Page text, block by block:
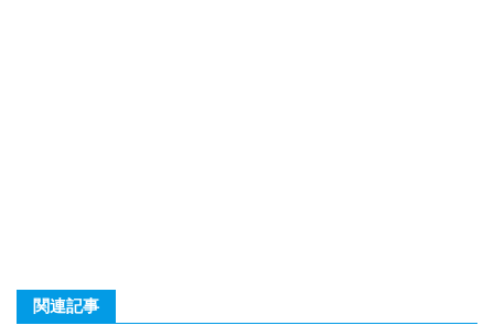
関連記事